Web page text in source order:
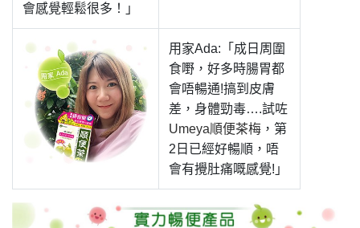
會感覺輕鬆很多！」
用家Ada:「成日周圍
食嘢，好多時腸胃都
會唔暢通!搞到皮膚
差，身體勁毒….試咗
Umeya順便茶梅 ，第
2日已經好暢順，唔
會有攪肚痛嘅感覺!」